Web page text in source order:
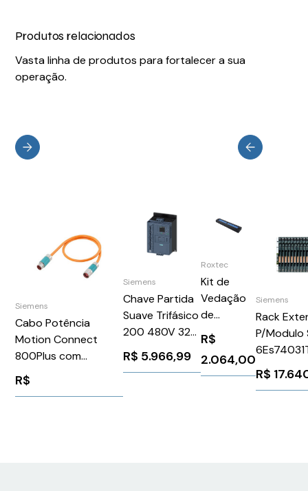
Produtos relacionados
Vasta linha de produtos para fortalecer a sua
operação.
Siemens
Cabo Potência
Motion Connect
800Plus com
Conector 4X1,5 3M
Siemens
R$
Siemens
Chave Partida
Suave Trifásico
200 480V 32A
110 220V
3RW55163HA14
R$ 5.966,99
Roxtec
Kit de
Vedação
de
Entrada
de Cabo
EzEntry
32/32
R$
2.064,00
Siemens
Rack
P/
Siemens
R$